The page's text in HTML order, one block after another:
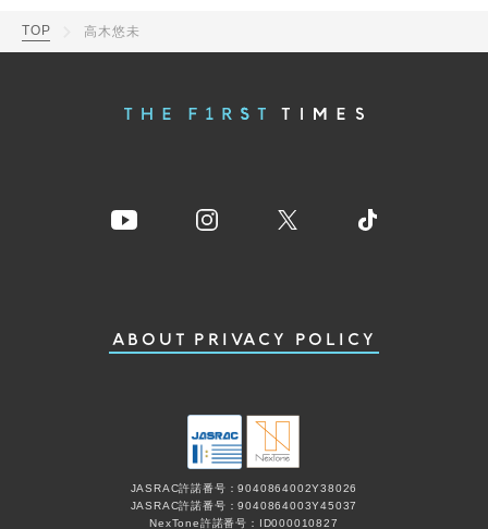
TOP 高木悠未
ABOUT PRIVACY POLICY
JASRAC許諾番号：9040864002Y38026
JASRAC許諾番号：9040864003Y45037
NexTone許諾番号：ID000010827